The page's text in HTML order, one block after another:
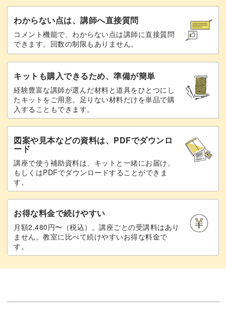
わからない点は、講師へ直接質問
コメント機能で、わからない点は講師に直接質問
できます。回数の制限もありません。
キットも購入できるため、準備が簡単
経験豊富な講師が選んだ材料と道具をひとつにし
たキットをご用意。足りない材料だけを単品で購
入することもできます。
図案や見本などの資料は、PDFでダウンロ
ード
講座で使う補助資料は、キットと一緒にお届け、
もしくはPDFでダウンロードすることができま
す。
お得な料金で続けやすい
月額2,480円〜（税込）。講座ごとの受講料はあり
ません。教室に比べて続けやすいお得な料金で
す。